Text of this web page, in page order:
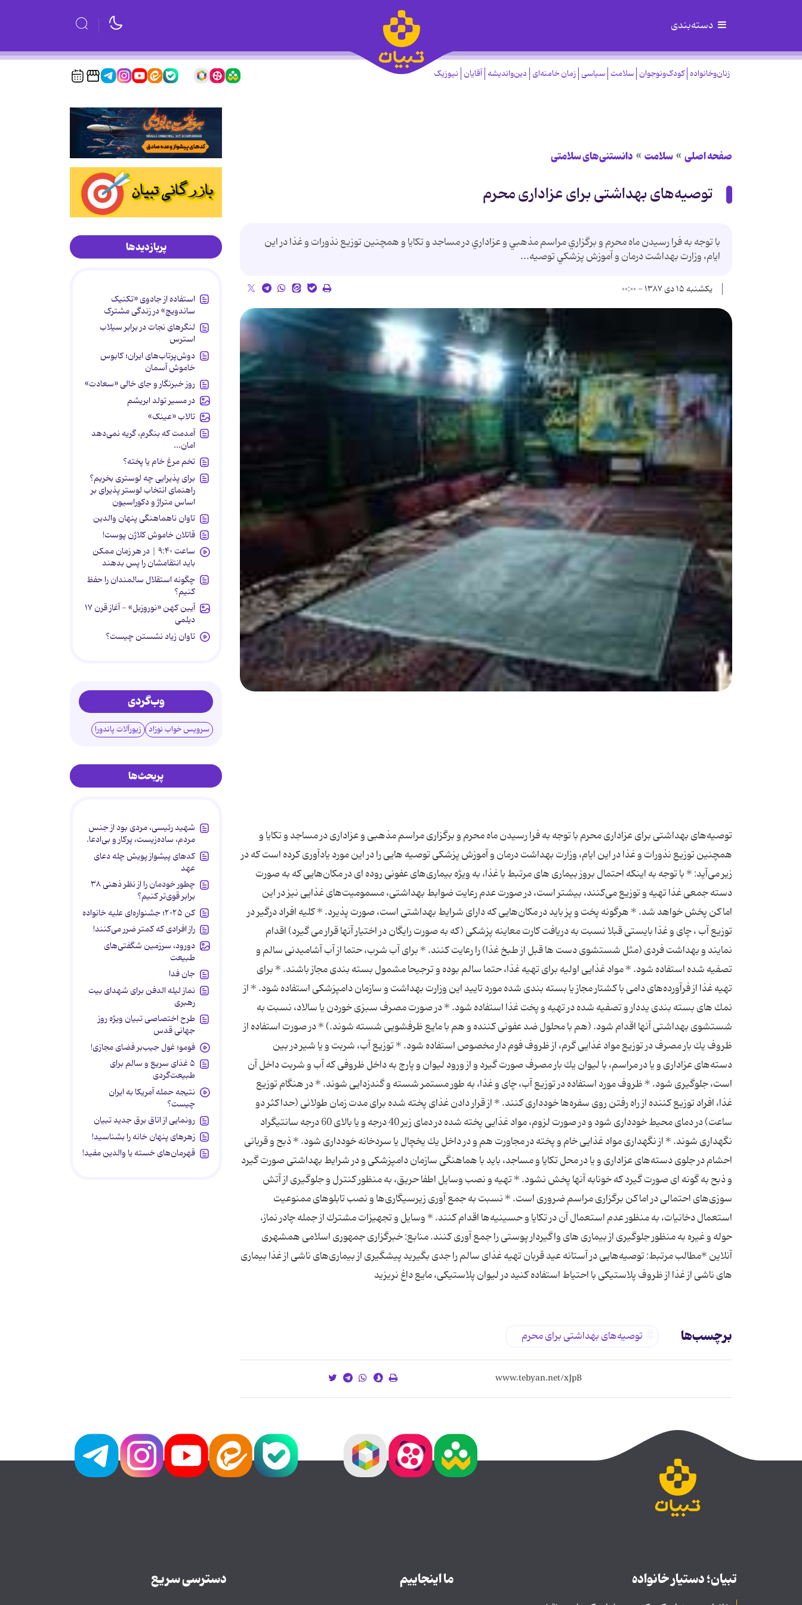
دسته‌بندی
زنان‌وخانواده کودک‌ونوجوان سلامت سیاسی زمان خامنه‌ای دین‌واندیشه آقایان نیوزیک
صفحه اصلی سلامت دانستنی‌های سلامتی
توصیه‌های بهداشتی برای عزاداری محرم
با توجه به فرا رسيدن ماه محرم و برگزاري مراسم مذهبي و عزاداري در مساجد و تكايا و همچنين توزيع نذورات و غذا در اين
ايام، وزارت بهداشت‌ درمان و آموزش پزشكي توصيه...
یکشنبه ۱۵ دی ۱۳۸۷ - ۰۰:۰۰
توصیه‌های بهداشتی برای عزاداری محرم با توجه به فرا رسیدن ماه محرم و برگزاری مراسم مذهبی و عزاداری در مساجد و تكایا و
همچنین توزیع نذورات و غذا در این ایام، وزارت بهداشت‌ درمان و آموزش پزشكی توصیه هایی را در این مورد یادآوری کرده است که در
زیر می‌آید: * با توجه به اینكه احتمال بروز بیماری های مرتبط با غذا، به ویژه بیماری‌های عفونی روده ای در مكان‌هایی كه به صورت
دسته جمعی غذا تهیه و توزیع می‌کنند، بیشتر است، در صورت عدم رعایت ضوابط بهداشتی، مسمومیت‌های غذایی نیز در این
اماكن پخش خواهد شد. * هرگونه پخت و پز باید در مكان‌هایی كه دارای شرایط بهداشتی است، صورت پذیرد. * كلیه افراد درگیر در
توزیع آب ، چای و غذا بایستی قبلا نسبت به دریافت كارت معاینه پزشكی (که به صورت رایگان در اختیار آنها قرار می گیرد) اقدام
نمایند و بهداشت فردی (مثل شستشوی دست ها قبل از طبخ غذا) را رعایت کنند. * برای آب شرب، حتما از آب آشامیدنی سالم و
تصفیه شده استفاده شود. * مواد غذایی اولیه برای تهیه غذا، حتما سالم بوده و ترجیحا مشمول بسته بندی مجاز ‌باشند. * برای
تهیه غذا از فرآورده‌های دامی با كشتار مجاز یا بسته بندی شده مورد تایید این وزارت بهداشت و سازمان دامپزشكی استفاده شود. * از
نمك های بسته بندی یددار و تصفیه شده در تهیه و پخت غذا استفاده شود. * در صورت مصرف سبزی خوردن یا سالاد، نسبت به
شستشوی بهداشتی آنها اقدام شود. (هم با محلول ضد عفونی کننده و هم با مایع ظرفشویی شسته شوند.) * در صورت استفاده از
ظروف یك بار مصرف در توزیع مواد غذایی گرم، از ظروف فوم دار مخصوص استفاده شود. * توزیع آب، شربت و یا شیر در بین
دسته‌های عزاداری و یا در مراسم، با لیوان یك بار مصرف صورت گیرد و از ورود لیوان و پارچ به داخل ظروفی كه آب و شربت داخل آن
است، جلوگیری شود. * ظروف مورد استفاده در توزیع آب، چای و غذا، به طور مستمر شسته و گندزدایی شوند. * در هنگام توزیع
غذا، افراد توزیع كننده از راه رفتن روی سفره‌ها خودداری کنند. * از قرار دادن غذای پخته شده برای مدت زمان طولانی (حداكثر دو
ساعت) در دمای محیط خودداری شود و در صورت لزوم، مواد غذایی پخته شده در دمای زیر 40 درجه و یا بالای 60 درجه سانتیگراد
نگهداری شوند. * از نگهداری مواد غذایی خام و پخته در مجاورت هم و در داخل یك یخچال یا سردخانه خودداری شود. * ذبح و قربانی
احشام در جلوی دسته‌های عزاداری و یا در محل تكایا و مساجد، باید با هماهنگی سازمان دامپزشكی و در شرایط بهداشتی صورت گیرد
و ذبح به گونه ای صورت گیرد كه خونابه آنها پخش نشود. * تهیه و نصب وسایل اطفا حریق، به منظور كنترل و جلوگیری از آتش
سوزی‌های احتمالی در اماكن برگزاری مراسم ضروری است. * نسبت به جمع آوری زیرسیگاری‌ها و نصب تابلوهای ممنوعیت
استعمال دخانیات، به منظور عدم استعمال آن در تكایا و حسینیه‌ها اقدام كنند. * وسایل و تجهیزات مشترك از جمله چادر نماز،
حوله و غیره به منظور جلوگیری از بیماری های واگیردار پوستی را جمع آوری کنند. منابع: خبرگزاری جمهوری اسلامی همشهری
آنلاین *مطالب مرتبط: توصیه‌هایی در آستانه عید قربان تهیه غذای سالم را جدی بگیرید پیشگیری از بیماری‌های ناشی از غذا بیماری
های ناشی از غذا از ظروف پلاستیکی با احتیاط استفاده كنید در لیوان پلاستیكی، مایع داغ نریزید
برچسب‌ها توصیه‌های بهداشتی برای محرم
پربازدیدها
استفاده از جادوی «تکنیک
ساندویچ» در زندگی مشترک
لنگرهای نجات در برابر سیلاب
استرس
دوش‌پرتاب‌های ایران؛ کابوس
خاموش آسمان
روز خبرنگار و جای خالی «سعادت»
در مسیر تولد ابریشم
تالاب «عینک»
آمدمت که بنگرم، گریه نمی‌دهد
امان...
تخم مرغ خام یا پخته؟
برای پذیرایی چه لوستری بخریم؟
راهنمای انتخاب لوستر پذیرای بر
اساس متراژ و دکوراسیون
تاوان ناهماهنگی پنهان والدین
قاتلان خاموش کلاژن پوست!
ساعت ۹:۴۰ | در هر زمان ممکن
باید انتقامشان را پس بدهند
چگونه استقلال سالمندان را حفظ
کنیم؟
آیین کهن «نوروزبل» - آغاز قرن ۱۷
دیلمی
تاوان زیاد نشستن چیست؟
وب‌گردی
سرویس خواب نوزاد زیورآلات پاندورا
پربحث‌ها
شهید رئیسی، مردی بود از جنس
مردم، ساده‌زیست، پرکار و بی‌ادعا.
کدهای پیشواز پویش چله دعای
عهد
چطور خودمان را از نظر ذهنی ۳۸
برابر قوی‌تر کنیم؟
کن ۲۰۲۵؛ جشنواره‌ای علیه خانواده
راز افرادی که کمتر ضرر می‌کنند!
دورود، سرزمین شگفتی‌های
طبیعت
جان فدا
نماز لیله الدفن برای شهدای بیت
رهبری
طرح اختصاصی تبیان ویژه روز
جهانی قدس
فومو؛ غول جیب‌بر فضای مجازی!
۵ غذای سریع و سالم برای
طبیعت‌گردی
نتیجه حمله آمریکا به ایران
چیست؟
رونمایی از اتاق برق جدید تبیان
زهرهای پنهان خانه را بشناسید!
قهرمان‌های خسته یا والدین مفید!
تبیان؛ دستیار خانواده ما اینجاییم دسترسی سریع